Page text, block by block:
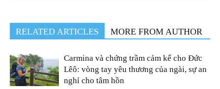
RELATED ARTICLES MORE FROM AUTHOR
Carmina và chứng trầm cảm kể cho Đức
Lêô: vòng tay yêu thương của ngài, sự an
nghỉ cho tâm hồn